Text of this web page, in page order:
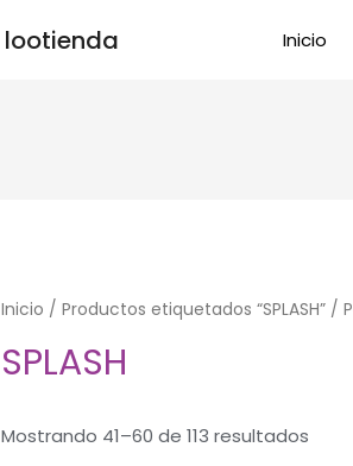
lootienda Inicio
Inicio /Productos etiquetados “SPLASH” /
SPLASH
Mostrando 41–60 de 113 resultados